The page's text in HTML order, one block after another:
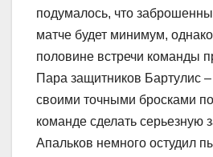
подумалось, что
матче будет минимум,
половине встречи команды
Пара защитников Бартулис
своими точными бросками
команде сделать серьезную
Апальков немного остудил